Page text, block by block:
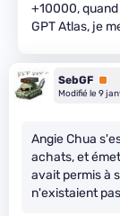
+10000,
GPT Atlas, je
SebGF
Modifié le 9
Angie Chua
achats, et
avait permis à
n'existaient